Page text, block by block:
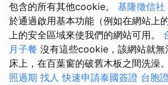
包含的所有其他cookie。 基隆徵信社
於通過啟用基本功能（例如在網站上
上的安全區域來使我們的網站可用。
月子餐 沒有這些cookie，該網站就無
床上，在百葉窗的破舊木板之間洗澡。
照過期 找人 快速申請泰國簽證 台胞